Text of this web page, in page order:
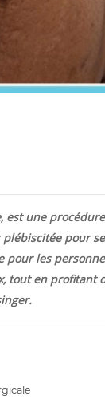
une
pour
les
en profitant